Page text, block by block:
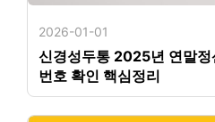
2026-01-01
신경성두통 2025년 연말정
번호 확인 핵심정리